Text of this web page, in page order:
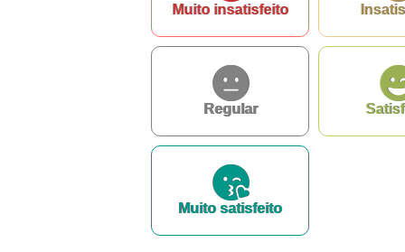
Muito insatisfeito
Regular
Muito satisfeito